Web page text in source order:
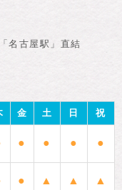
名古屋駅」直結
金 土 日 祝
● ● ● ●
● ▲ ▲ ▲